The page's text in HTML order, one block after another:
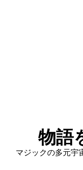
物語
マジックの多元宇